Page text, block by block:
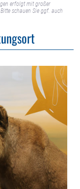
erfolgt mit großer
schauen Sie ggf. auch